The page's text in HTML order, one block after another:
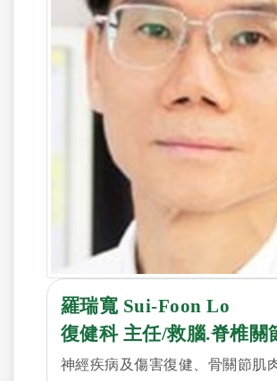
羅瑞寬 Sui-Foon Lo
復健科 主任/救腦.脊椎關
神經疾病及傷害復健、骨關節肌